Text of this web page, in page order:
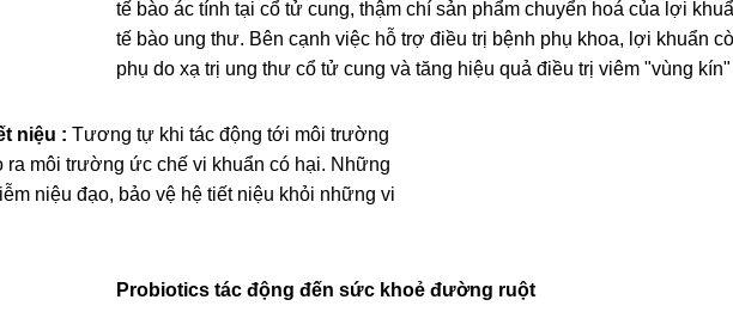
tế bào ác tính tại cổ tử cung, thậm chí sản phẩm chuyển hoá của lợi
tế bào ung thư. Bên cạnh việc hỗ trợ điều trị bệnh phụ khoa, lợi khuẩn
phụ do xạ trị ung thư cổ tử cung và tăng hiệu quả điều trị viêm "vùng
niệu : Tương tự khi tác động tới môi trường
môi trường ức chế vi khuẩn có hại. Những
niệu đạo, bảo vệ hệ tiết niệu khỏi những vi
Probiotics tác động đến sức khoẻ đường ruột